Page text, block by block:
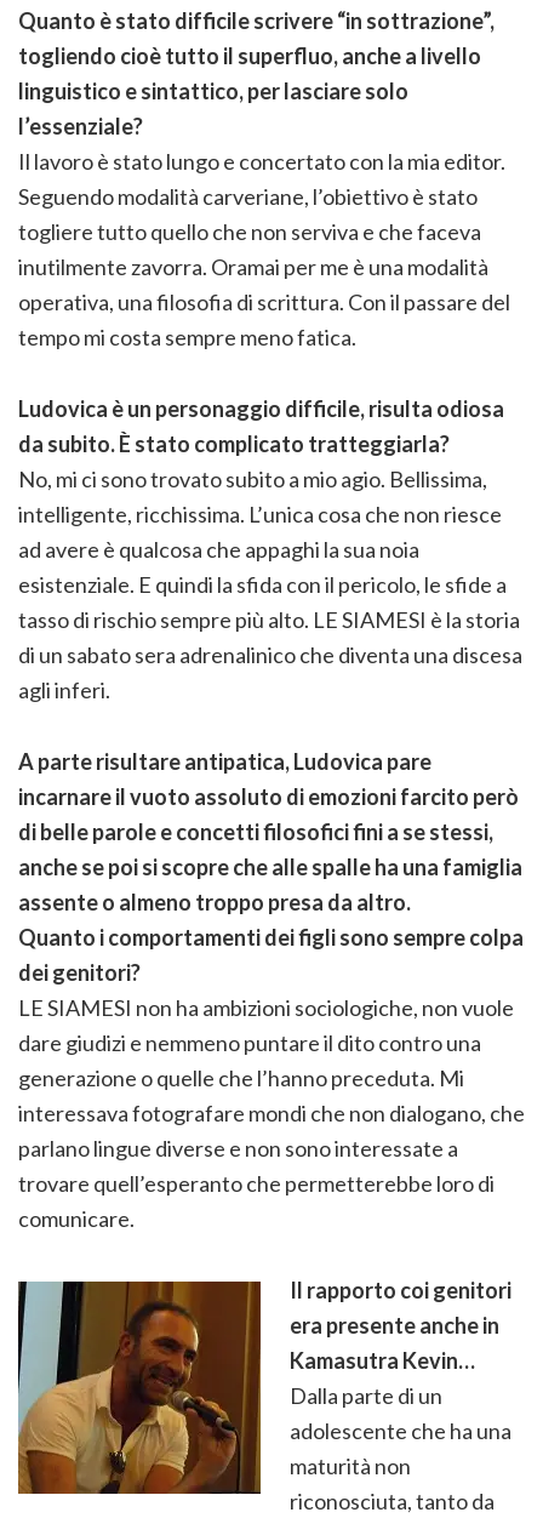
Quanto è stato difficile scrivere “in sottrazione”,
togliendo cioè tutto il superfluo, anche a livello
linguistico e sintattico, per lasciare solo
l’essenziale?
Il lavoro è stato lungo e concertato con la mia editor.
Seguendo modalità carveriane, l’obiettivo è stato
togliere tutto quello che non serviva e che faceva
inutilmente zavorra. Oramai per me è una modalità
operativa, una filosofia di scrittura. Con il passare del
tempo mi costa sempre meno fatica.
Ludovica è un personaggio difficile, risulta odiosa
da subito. È stato complicato tratteggiarla?
No, mi ci sono trovato subito a mio agio. Bellissima,
intelligente, ricchissima. L’unica cosa che non riesce
ad avere è qualcosa che appaghi la sua noia
esistenziale. E quindi la sfida con il pericolo, le sfide a
tasso di rischio sempre più alto. LE SIAMESI è la storia
di un sabato sera adrenalinico che diventa una discesa
agli inferi.
A parte risultare antipatica, Ludovica pare
incarnare il vuoto assoluto di emozioni farcito però
di belle parole e concetti filosofici fini a se stessi,
anche se poi si scopre che alle spalle ha una famiglia
assente o almeno troppo presa da altro.
Quanto i comportamenti dei figli sono sempre colpa
dei genitori?
LE SIAMESI non ha ambizioni sociologiche, non vuole
dare giudizi e nemmeno puntare il dito contro una
generazione o quelle che l’hanno preceduta. Mi
interessava fotografare mondi che non dialogano, che
parlano lingue diverse e non sono interessate a
trovare quell’esperanto che permetterebbe loro di
comunicare.
Il rapporto coi genitori
era presente anche in
Kamasutra Kevin…
Dalla parte di un
adolescente che ha una
maturità non
riconosciuta, tanto da